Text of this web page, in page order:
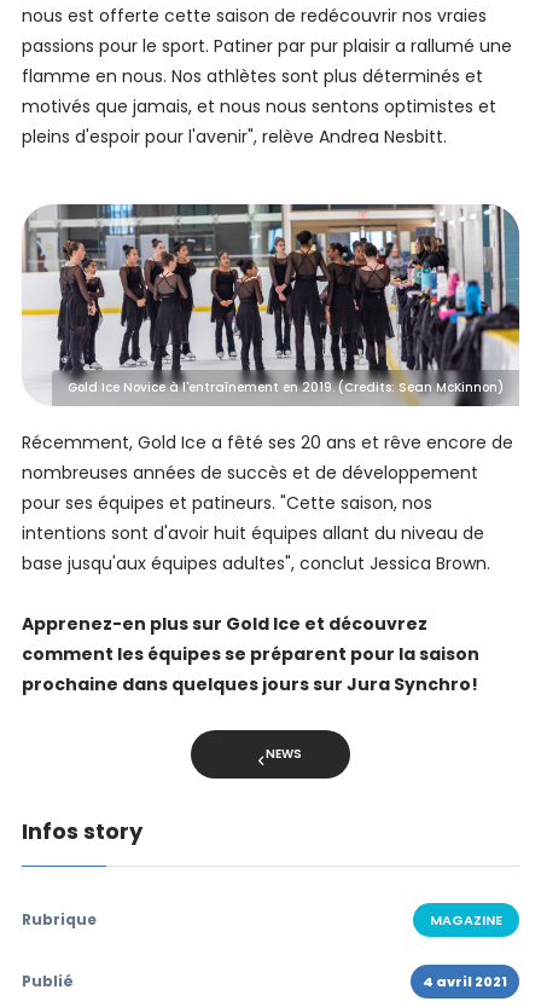
nous est offerte cette saison de redécouvrir nos vraies
passions pour le sport. Patiner par pur plaisir a rallumé une
flamme en nous. Nos athlètes sont plus déterminés et
motivés que jamais, et nous nous sentons optimistes et
pleins d'espoir pour l'avenir", relève Andrea Nesbitt.
Gold Ice Novice à l'entraînement en 2019. (Credits: Sean McKinnon)
Récemment, Gold Ice a fêté ses 20 ans et rêve encore de
nombreuses années de succès et de développement
pour ses équipes et patineurs. "Cette saison, nos
intentions sont d'avoir huit équipes allant du niveau de
base jusqu'aux équipes adultes", conclut Jessica Brown.
Apprenez-en plus sur Gold Ice et découvrez
comment les équipes se préparent pour la saison
prochaine dans quelques jours sur Jura Synchro!
NEWS
Infos story
Rubrique MAGAZINE
Publié 4 avril 2021